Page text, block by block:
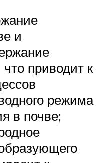
и
что приводит к
режима
в почве;